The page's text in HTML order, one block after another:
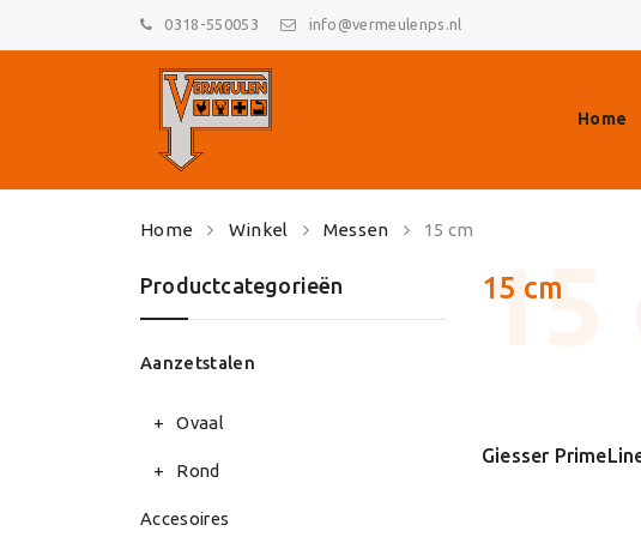
0318-550053 info@vermeulenps.nl
Home
to
content
Home Winkel Messen 15 cm
Productcategorieën
Aanzetstalen
Ovaal
Rond
Accesoires
15 cm